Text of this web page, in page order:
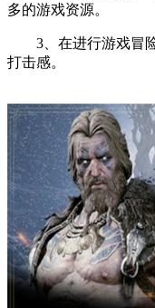
多的游戏资源。
3、在进行游戏冒险
打击感。